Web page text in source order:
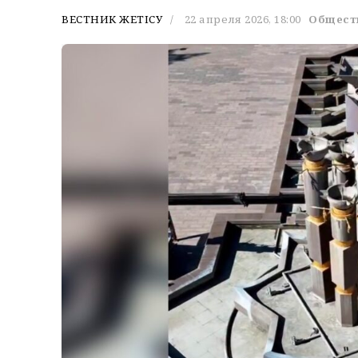
ВЕСТНИК ЖЕТІСУ 22 апреля 2026, 18:00